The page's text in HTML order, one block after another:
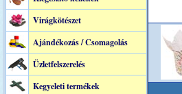
Virágkötészet
Ajándékozás / Csomagolás
Üzletfelszerelés
Kegyeleti termékek